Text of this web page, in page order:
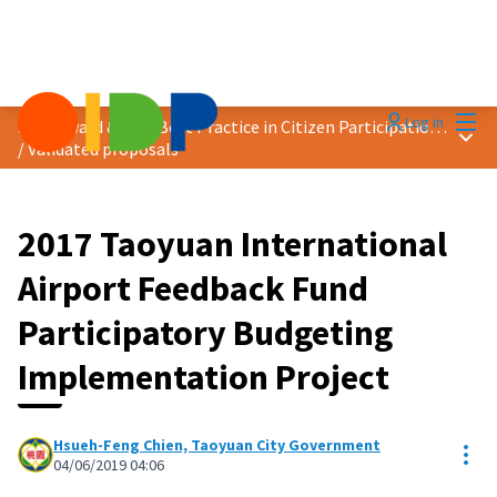
Log in
2019 Award &quot;Best Practice in Citizen Participation&quot;
/Validated proposals
Main
2017 Taoyuan International
Airport Feedback Fund
Participatory Budgeting
Implementation Project
Hsueh-Feng Chien, Taoyuan City Government
04/06/2019 04:06